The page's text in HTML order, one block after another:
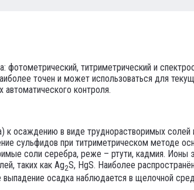
титриметрический и
точен и может использоваться для
контроля.
осаждению в виде труднорастворимых солей
сульфидов при титриметрическом методе
соли серебра, реже – ртути, кадмия. Ионы
таких как Ag2S, HgS. Наиболее
выпадение осадка наблюдается в щелочной